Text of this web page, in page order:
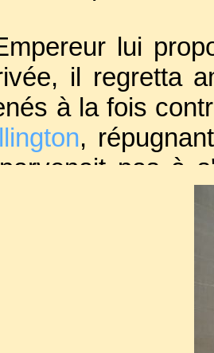
lui
il regretta
à la fois
,
pas à